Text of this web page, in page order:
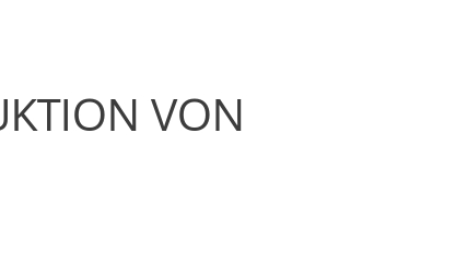
VON